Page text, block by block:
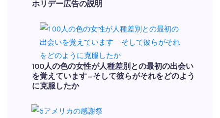
ホリデー広告の説明
100人の色の女性が人種差別との最初の出会い
を覚えています—そして彼らがそれをどのよう
に克服したか